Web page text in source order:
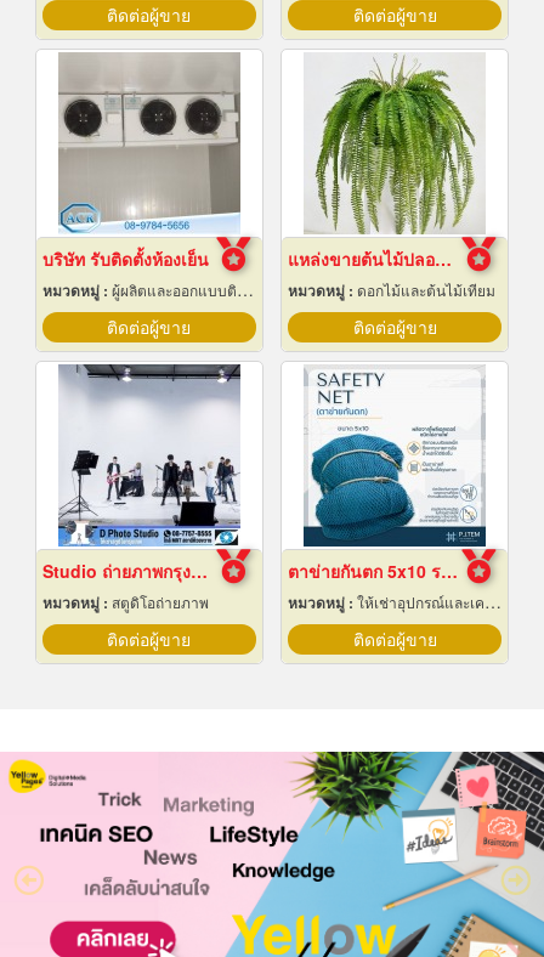
ติดต่อผู้ขาย ติดต่อผู้ขาย
บริษัท รับติดตั้งห้องเย็น
หมวดหมู่ : ผู้ผลิตและออกแบบติดตั้งห้องเย็น
ติดต่อผู้ขาย
แหล่งขายต้นไม้ปลอมราคาถูก
หมวดหมู่ : ดอกไม้และต้นไม้เทียม
ติดต่อผู้ขาย
Studio ถ่ายภาพกรุงเทพ
หมวดหมู่ : สตูดิโอถ่ายภาพ
ติดต่อผู้ขาย
ตาข่ายกันตก 5x10 ราคาถูก
หมวดหมู่ : ให้เช่าอุปกรณ์และเครื่องใช้สำหรับผู้รับเหมาก่อสร้าง
ติดต่อผู้ขาย